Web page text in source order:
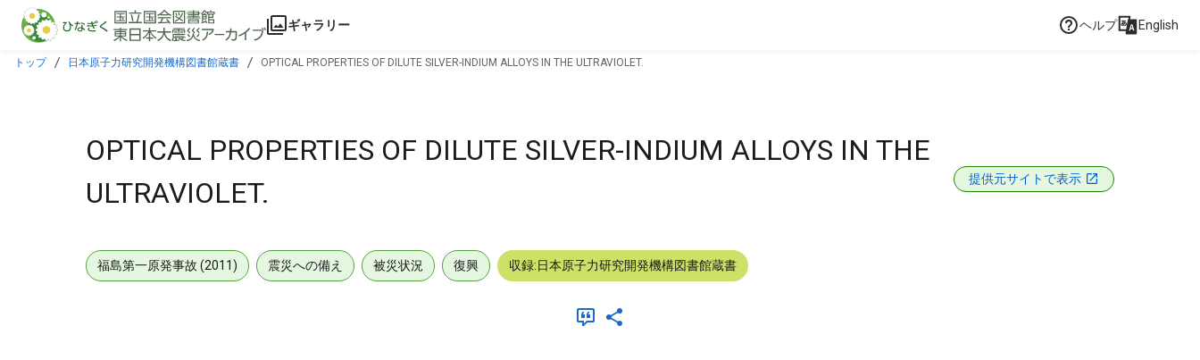
本文に飛ぶ
ギャラリー ヘルプ English
トップ 日本原子力研究開発機構図書館蔵書 OPTICAL PROPERTIES OF DILUTE SILVER-INDIUM ALLOYS IN THE ULTRAVIOLET.
OPTICAL PROPERTIES OF DILUTE SILVER-INDIUM ALLOYS IN THE
ULTRAVIOLET.
提供元サイトで表示
福島第一原発事故 (2011) 震災への備え 被災状況 復興 収録:日本原子力研究開発機構図書館蔵書